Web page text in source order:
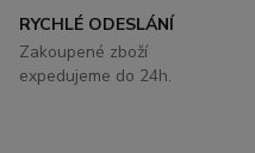
RYCHLÉ ODESLÁNÍ
Zakoupené zboží
expedujeme do 24h.